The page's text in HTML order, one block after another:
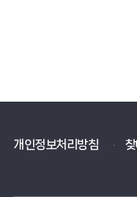
개인정보처리방침